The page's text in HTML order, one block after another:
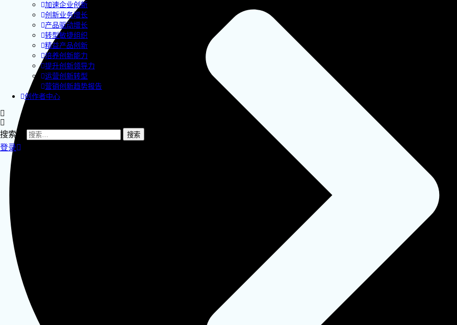
加速企业创新
创新业务增长
产品驱动增长
转型敏捷组织
精益产品创新
培养创新能力
提升创新领导力
运营创新转型
营销创新趋势报告
创作者中心
搜索：
登录